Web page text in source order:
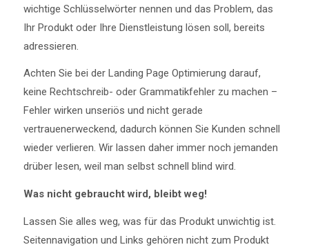
wichtige Schlüsselwörter nennen und das Problem, das
Ihr Produkt oder Ihre Dienstleistung lösen soll, bereits
adressieren.
Achten Sie bei der Landing Page Optimierung darauf,
keine Rechtschreib- oder Grammatikfehler zu machen –
Fehler wirken unseriös und nicht gerade
vertrauenerweckend, dadurch können Sie Kunden schnell
wieder verlieren. Wir lassen daher immer noch jemanden
drüber lesen, weil man selbst schnell blind wird.
Was nicht gebraucht wird, bleibt weg!
Lassen Sie alles weg, was für das Produkt unwichtig ist.
Seitennavigation und Links gehören nicht zum Produkt